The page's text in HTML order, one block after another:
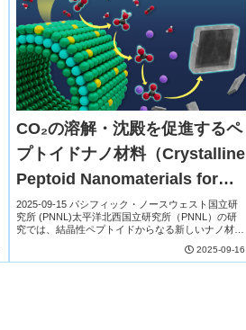
CO₂の溶解・沈殿を促進するペ
プトイドナノ材料（Crystalline
Peptoid Nanomaterials for
Promoting Carbon Dioxide
Dissolution and
2025-09-15 パシフィック・ノースウェスト国立研
究所 (PNNL)太平洋北西国立研究所（PNNL）の研
究では、結晶性ペプトイドからなる新しいナノ材料
進することが示された。ペプトイドは合成...2025-09-16